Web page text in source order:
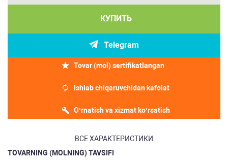
КУПИТЬ
Telegram
Tovar (mol) sertifikatlangan
Ishlab chiqaruvchidan kafolat
O‘rnatish va xizmat ko‘rsatish
ВСЕ ХАРАКТЕРИСТИКИ
TOVARNING (MOLNING) TAVSIFI